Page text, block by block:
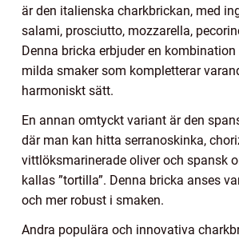
är den italienska charkbrickan, med
salami, prosciutto, mozzarella,
Denna bricka erbjuder en
milda smaker som kompletterar
harmoniskt sätt.
En annan omtyckt variant är den
där man kan hitta serranoskinka,
vittlöksmarinerade oliver och spansk
kallas ”tortilla”. Denna bricka anses
och mer robust i smaken.
Andra populära och innovativa